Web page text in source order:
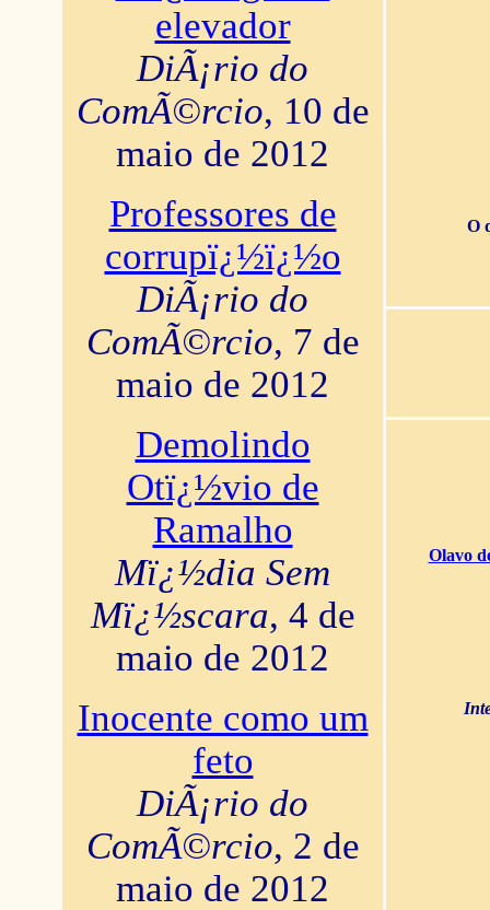
elevador
DiÃ¡rio do
ComÃ©rcio, 10 de
maio de 2012
Professores de
corrupï¿½ï¿½o
DiÃ¡rio do
ComÃ©rcio, 7 de
maio de 2012
Demolindo
Otï¿½vio de
Ramalho
Mï¿½dia Sem
Mï¿½scara, 4 de
maio de 2012
Inocente como um
feto
DiÃ¡rio do
ComÃ©rcio, 2 de
maio de 2012
O
Olavo